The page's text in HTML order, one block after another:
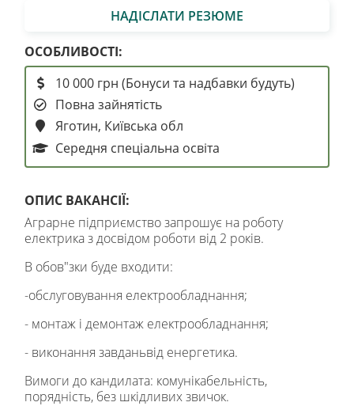
НАДІСЛАТИ РЕЗЮМЕ
ОСОБЛИВОСТІ:
10 000 грн (Бонуси та надбавки будуть)
Повна зайнятість
Яготин, Київська обл
Середня спеціальна освіта
ОПИС ВАКАНСІЇ:
Аграрне підприємство запрошує на роботу
електрика з досвідом роботи від 2 років.
В обов"зки буде входити:
-обслуговування електрообладнання;
- монтаж і демонтаж електрообладнання;
- виконання завданьвід енергетика.
Вимоги до кандилата: комунікабельність,
порядність, без шкідливих звичок.